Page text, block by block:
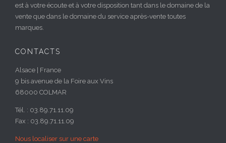
est à votre écoute et à votre disposition tant dans le domaine de la
vente que dans le domaine du service après-vente toutes
marques.
CONTACTS
Alsace | France
9 bis avenue de la Foire aux Vins
68000 COLMAR
Tél. : 03.89.71.11.09
Fax : 03.89.71.11.09
Nous localiser sur une carte